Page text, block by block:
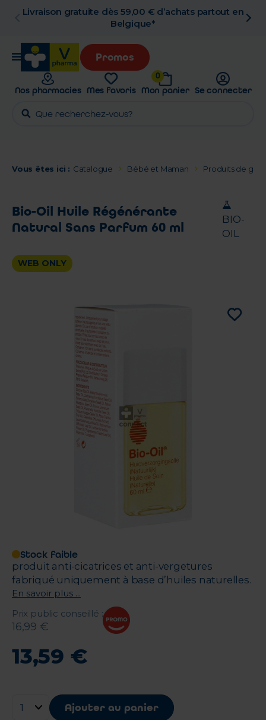
Retrait en pharmacie gratuit
Promos
Nos pharmacies Mes favoris
0
Mon panier Se connecter
Vous êtes ici : Catalogue Bébé et Maman Produits de
Bio-Oil Huile Régénérante
Natural Sans Parfum 60 ml
BIO-
OIL
WEB ONLY
Stock faible
produit anti-cicatrices et anti-vergetures
fabriqué uniquement à base d’huiles naturelles.
En savoir plus ...
Prix public conseillé :
16,99 €
13,59 €
Ajouter au panier